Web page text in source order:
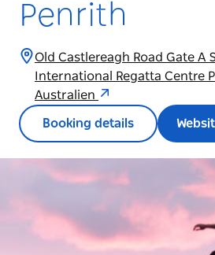
Penrith
Old Castlereagh Road Gate A
International Regatta Centre
Australien
Booking details